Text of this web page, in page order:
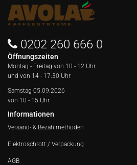
0202 260 666 0
Öffnungszeiten
Montag - Freitag von 10 - 12 Uhr
und von 14 - 17:30 Uhr
Samstag 05.09.2026
von 10 - 15 Uhr
Informationen
Versand- & Bezahlmethoden
Elektroschrott / Verpackung
AGB